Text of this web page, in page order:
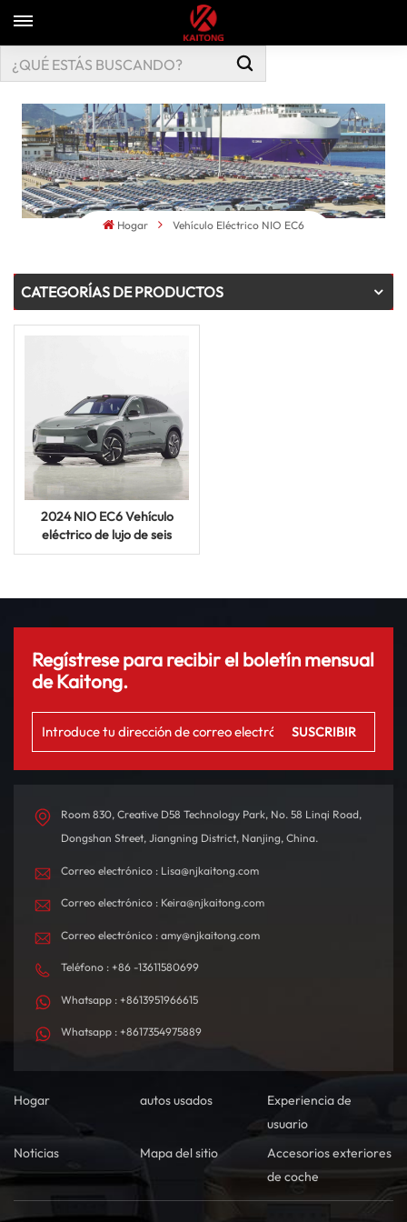
Hogar Vehículo Eléctrico NIO EC6
CATEGORÍAS DE PRODUCTOS
2024 NIO EC6 Vehículo
eléctrico de lujo de seis
asientos, vehículo de nueva
Regístrese para recibir el boletín mensual
de Kaitong.
Room 830, Creative D58 Technology Park, No. 58 Linqi Road,
Dongshan Street, Jiangning District, Nanjing, China.
Correo electrónico : Lisa@njkaitong.com
Correo electrónico : Keira@njkaitong.com
Correo electrónico : amy@njkaitong.com
Teléfono : +86 -13611580699
Whatsapp : +8613951966615
Whatsapp : +8617354975889
Hogar autos usados
Experiencia de
usuario
Noticias
Mapa del sitio
Accesorios exteriores
de coche